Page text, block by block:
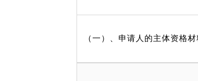
（一）、申请人的主体资格